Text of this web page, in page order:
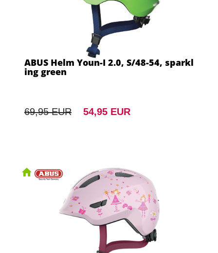
ABUS Helm Youn-I 2.0, S/48-54, sparkl
ing green
69,95 EUR 54,95 EUR